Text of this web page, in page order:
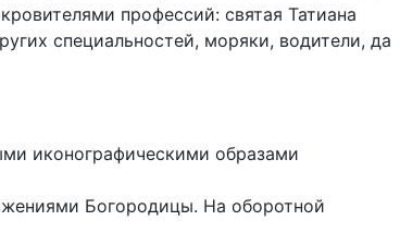
профессий: святая Татиана
специальностей, моряки, водители, да
иконографическими образами
Богородицы. На оборотной